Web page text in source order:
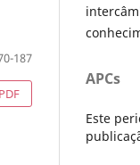
187
PDF
APCs
Este